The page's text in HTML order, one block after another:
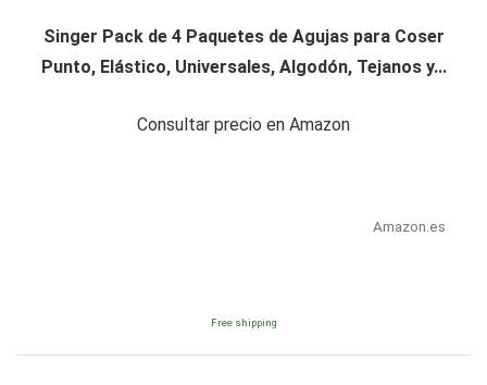
Singer Pack de 4 Paquetes de Agujas para Coser
Punto, Elástico, Universales, Algodón, Tejanos y...
Consultar precio en Amazon
Amazon.es
Free shipping